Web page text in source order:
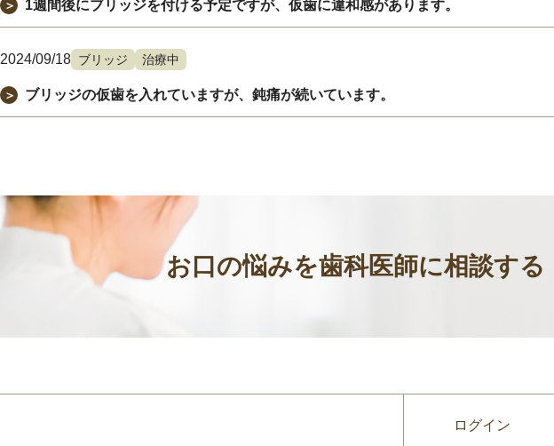
＞ 1週間後にブリッジを付ける予定ですが、仮歯に違和感があります。
2024/09/18 ブリッジ 治療中
＞ ブリッジの仮歯を入れていますが、鈍痛が続いています。
お口の悩みを歯科医師に相談する
ログイン